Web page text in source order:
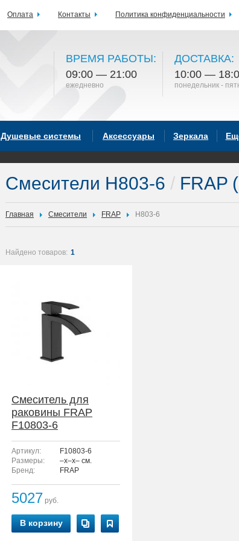
ВРЕМЯ РАБОТЫ:
09:00 — 21:00
ежедневно
ДОСТАВКА:
10:00 —
понедельник -
Душевые системы Аксессуары Зеркала
Смесители H803-6 / FRAP
Главная Смесители FRAP H803-6
Найдено товаров: 1
Смеситель для
раковины FRAP
F10803-6
Артикул:
F10803-6
Размеры:
–x–x– см.
Бренд:
FRAP
5027 руб.
В корзину
Оплата Контакты Политика конфиденциальности